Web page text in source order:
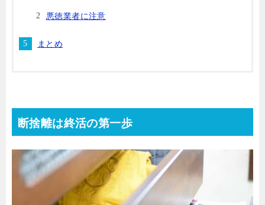
悪徳業者に注意
まとめ
断捨離は終活の第一歩